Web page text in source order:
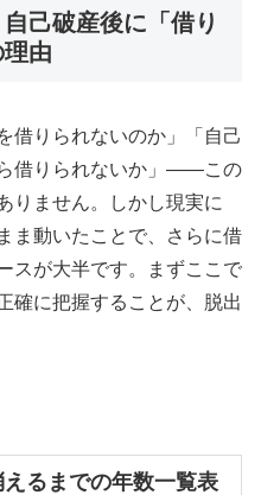
己破産後に「借り
由
借りられないのか」「自己
借りられないか」——この
りません。しかし現実に
ま動いたことで、さらに借
スが大半です。まずここで
確に把握することが、脱出
るまでの年数一覧表